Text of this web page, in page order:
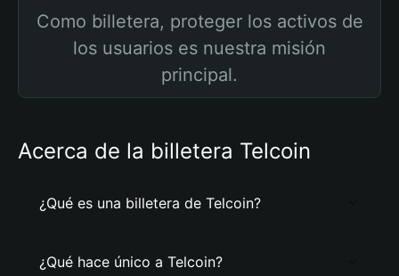
Como billetera, proteger los activos de
los usuarios es nuestra misión
principal.
Acerca de la billetera Telcoin
¿Qué es una billetera de Telcoin?
¿Qué hace único a Telcoin?